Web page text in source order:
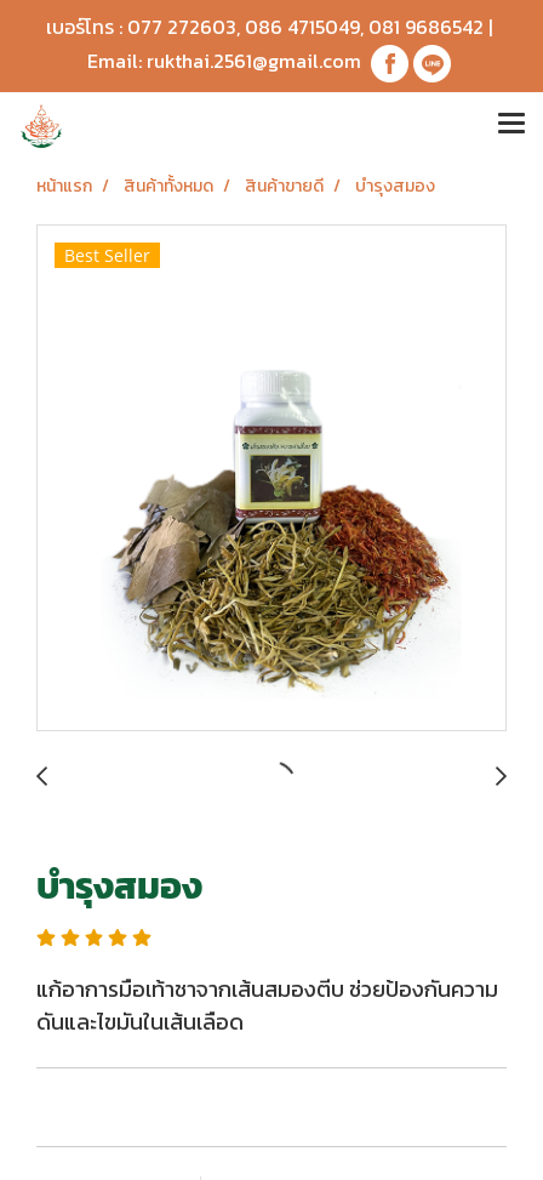
เบอร์โทร : 077 272603, 086 4715049, 081 9686542 |
Email: rukthai.2561@gmail.com
หน้าแรก สินค้าทั้งหมด สินค้าขายดี บำรุงสมอง
Best Seller
บำรุงสมอง
แก้อาการมือเท้าชาจากเส้นสมองตีบ ช่วยป้องกันความ
ดันและไขมันในเส้นเลือด